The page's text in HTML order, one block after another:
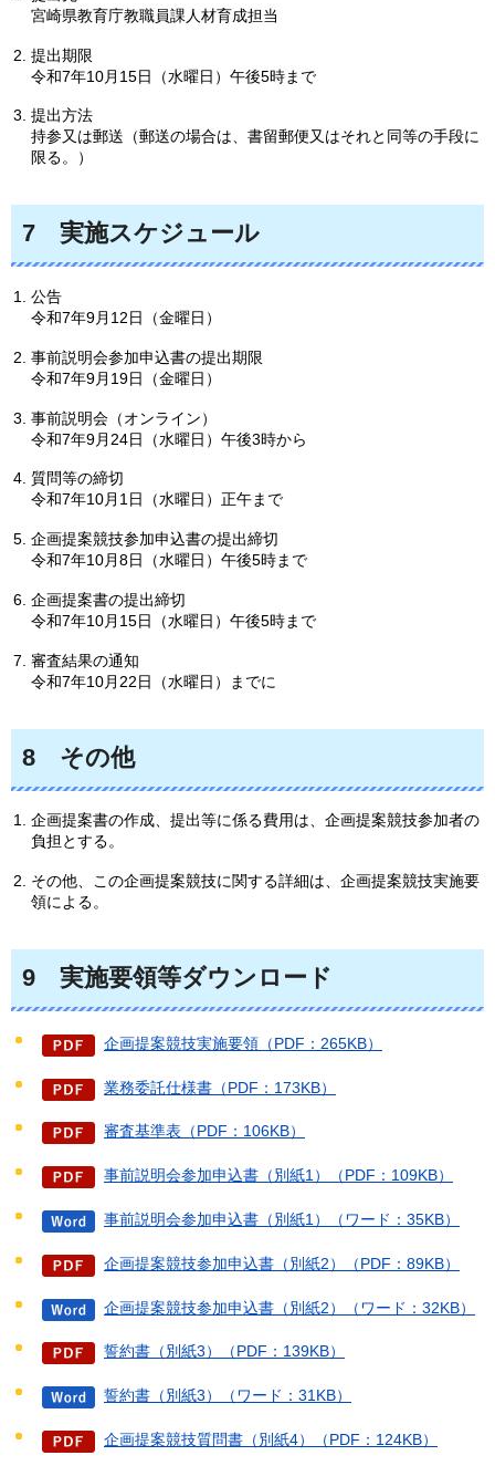
宮崎県教育庁教職員課人材育成担当
提出期限
令和7年10月15日（水曜日）午後5時まで
提出方法
持参又は郵送（郵送の場合は、書留郵便又はそれと同等の手段に
限る。）
7 実施スケジュール
公告
令和7年9月12日（金曜日）
事前説明会参加申込書の提出期限
令和7年9月19日（金曜日）
事前説明会（オンライン）
令和7年9月24日（水曜日）午後3時から
質問等の締切
令和7年10月1日（水曜日）正午まで
企画提案競技参加申込書の提出締切
令和7年10月8日（水曜日）午後5時まで
企画提案書の提出締切
令和7年10月15日（水曜日）午後5時まで
審査結果の通知
令和7年10月22日（水曜日）までに
8 その他
企画提案書の作成、提出等に係る費用は、企画提案競技参加者の
負担とする。
その他、この企画提案競技に関する詳細は、企画提案競技実施要
領による。
9 実施要領等ダウンロード
企画提案競技実施要領（PDF：265KB）
業務委託仕様書（PDF：173KB）
審査基準表（PDF：106KB）
事前説明会参加申込書（別紙1）（PDF：109KB）
事前説明会参加申込書（別紙1）（ワード：35KB）
企画提案競技参加申込書（別紙2）（PDF：89KB）
企画提案競技参加申込書（別紙2）（ワード：32KB）
誓約書（別紙3）（PDF：139KB）
誓約書（別紙3）（ワード：31KB）
企画提案競技質問書（別紙4）（PDF：124KB）